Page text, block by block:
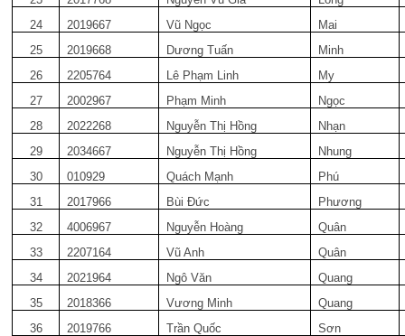
24
2019667 Vũ Ngọc
Mai
25
2019668 Dương Tuấn
Minh
26
2205764 Lê Phạm Linh
My
27
2002967 Phạm Minh
Ngọc
28
2022268 Nguyễn Thị Hồng
Nhạn
29
2034667 Nguyễn Thị Hồng
Nhung
30
010929 Quách Mạnh
Phú
31
2017966 Bùi Đức
Phương
32
4006967 Nguyễn Hoàng
Quân
33
2207164 Vũ Anh
Quân
34
2021964 Ngô Văn
Quang
35
2018366 Vương Minh
Quang
36
2019766 Trần Quốc
Sơn